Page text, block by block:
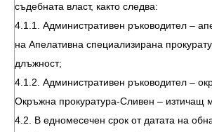
съдебната власт, както следва:
4.1.1. Административен ръководител –
на Апелативна специализирана
длъжност;
4.1.2. Административен ръководител –
Окръжна прокуратура-Сливен – изтичащ
4.2. В едномесечен срок от датата на